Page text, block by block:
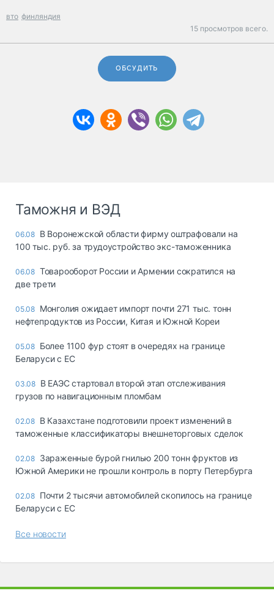
вто финляндия
15 просмотров всего.
ОБСУДИТЬ
Таможня и ВЭД
06.08 В Воронежской области фирму оштрафовали на
100 тыс. руб. за трудоустройство экс-таможенника
06.08 Товарооборот России и Армении сократился на
две трети
05.08 Монголия ожидает импорт почти 271 тыс. тонн
нефтепродуктов из России, Китая и Южной Кореи
05.08 Более 1100 фур стоят в очередях на границе
Беларуси с ЕС
03.08 В ЕАЭС стартовал второй этап отслеживания
грузов по навигационным пломбам
02.08 В Казахстане подготовили проект изменений в
таможенные классификаторы внешнеторговых сделок
02.08 Зараженные бурой гнилью 200 тонн фруктов из
Южной Америки не прошли контроль в порту Петербурга
02.08 Почти 2 тысячи автомобилей скопилось на границе
Беларуси с ЕС
Все новости